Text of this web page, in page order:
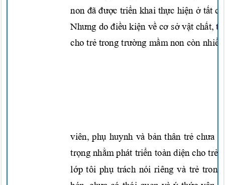
non đã được triển khaithực hiện ở tất
Nhưng dođiều kiện về cơ sở vậtchất,
chotrẻtrongtrường mầmnon còn
viên,phụ huynh vàbảnthân trẻ chưa
trọng nhằmphát triểntoàndiệnchotrẻ.
lớptôiphụ trách nói riêng và trẻ